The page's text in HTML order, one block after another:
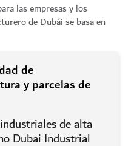
las empresas y los
de Dubái se basa en
de
y parcelas de
de alta
Dubai Industrial